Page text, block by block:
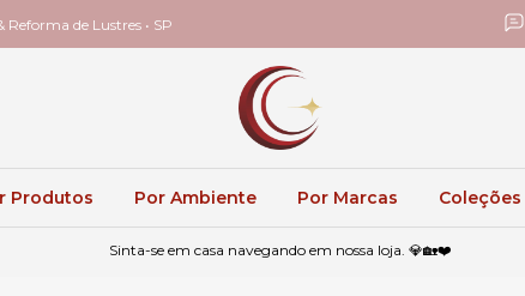
Reforma de Lustres • SP
Produtos Por Ambiente Por Marcas Coleções
Sinta-se em casa navegando em nossa loja. 💎🏡❤️